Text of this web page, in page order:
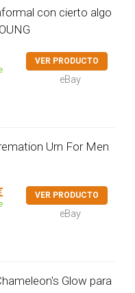
con cierto algo
VER PRODUCTO
eBay
Urn For Men
VER PRODUCTO
eBay
Glow para